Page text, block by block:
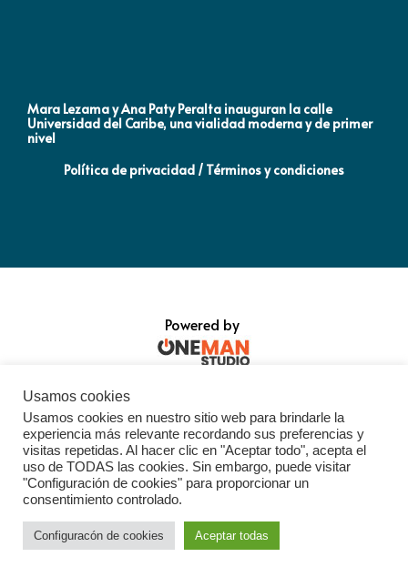
Mara Lezama y Ana Paty Peralta inauguran la calle
Universidad del Caribe, una vialidad moderna y de primer
nivel
Política de privacidad / Términos y condiciones
Powered by
Usamos cookies
Usamos cookies en nuestro sitio web para brindarle la
experiencia más relevante recordando sus preferencias y
visitas repetidas. Al hacer clic en "Aceptar todo", acepta el
uso de TODAS las cookies. Sin embargo, puede visitar
"Configuración de cookies" para proporcionar un
consentimiento controlado.
Configuracón de cookies Aceptar todas